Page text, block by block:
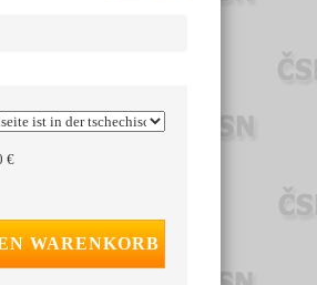
€
WARENKORB